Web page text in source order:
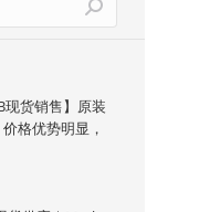
现货销售】原装
格优势明显，